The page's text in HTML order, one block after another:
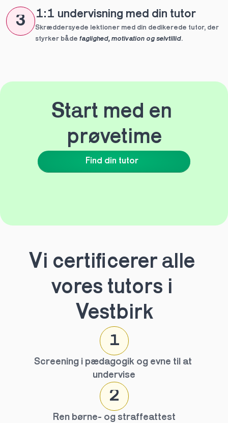
3 1:1 undervisning med din tutor
Skræddersyede lektioner med din dedikerede tutor, der
styrker både faglighed, motivation og selvtillid.
Find din tutor
Start med en
prøvetime
Vi certificerer alle
vores tutors i
Vestbirk
1
Screening i pædagogik og evne til at
undervise
2
Ren børne- og straffeattest